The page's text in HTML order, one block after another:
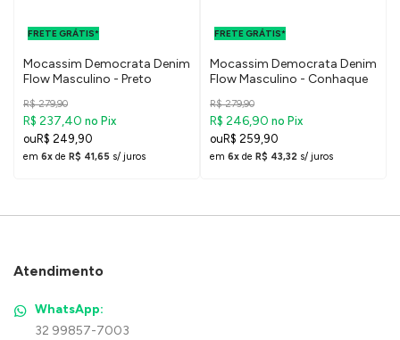
FRETE GRÁTIS*
Mocassim Democrata Denim
Flow Masculino - Preto
R$ 279,90
R$ 237,40 no Pix
R$ 249,90
em 6x de R$ 41,65 s/ juros
FRETE GRÁTIS*
Mocassim Democrata Denim
Flow Masculino - Conhaque
R$ 279,90
R$ 246,90 no Pix
R$ 259,90
em 6x de R$ 43,32 s/ juros
Atendimento
WhatsApp:
32 99857-7003